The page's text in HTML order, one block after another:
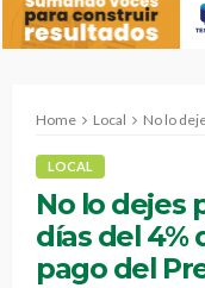
Home Local No lo dejes
LOCAL
No lo dejes
días del 4%
pago del